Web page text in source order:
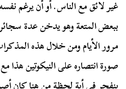
غير لائق مع الناس. أو أن يرغم
ببعض المتعة وهو يدخن عدة
مرور الأيام ومن خلال هذه
صورة انتصاره على النيكوتين هذا